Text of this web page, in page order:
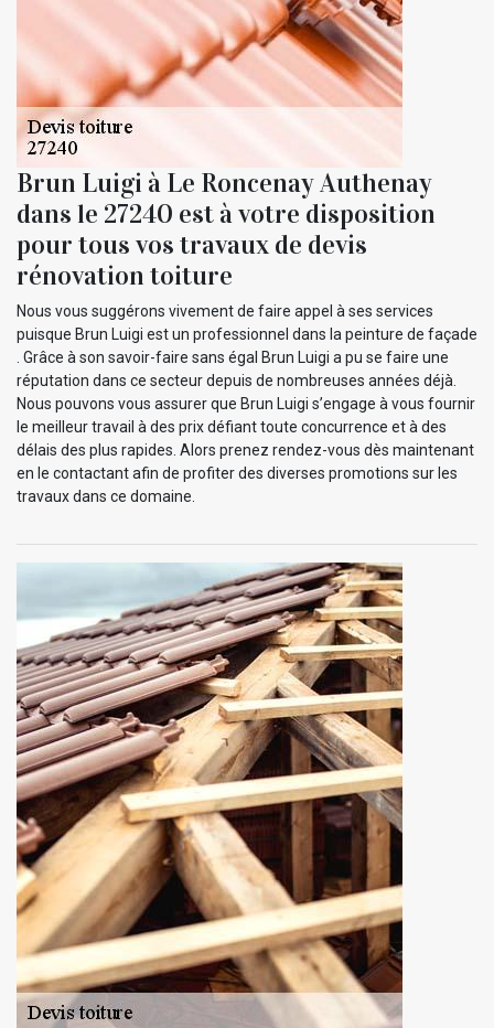
Brun Luigi à Le Roncenay Authenay
dans le 27240 est à votre disposition
pour tous vos travaux de devis
rénovation toiture
Nous vous suggérons vivement de faire appel à ses services
puisque Brun Luigi est un professionnel dans la peinture de façade
. Grâce à son savoir-faire sans égal Brun Luigi a pu se faire une
réputation dans ce secteur depuis de nombreuses années déjà.
Nous pouvons vous assurer que Brun Luigi s’engage à vous fournir
le meilleur travail à des prix défiant toute concurrence et à des
délais des plus rapides. Alors prenez rendez-vous dès maintenant
en le contactant afin de profiter des diverses promotions sur les
travaux dans ce domaine.